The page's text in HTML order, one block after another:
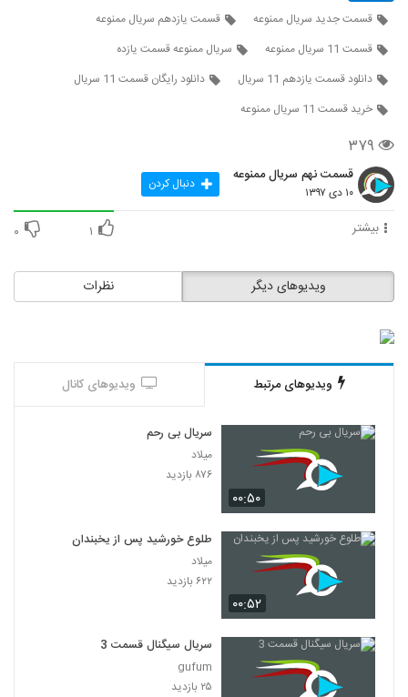
قسمت جدید سریال ممنوعه
قسمت یازدهم سریال ممنوعه
قسمت 11 سریال ممنوعه
سریال ممنوعه قسمت یازده
دانلود قسمت یازدهم 11 سریال
دانلود رایگان قسمت 11 سریال
خرید قسمت 11 سریال ممنوعه
۳۷۹
قسمت نهم سریال ممنوعه
۱۰ دی ۱۳۹۷ دنبال کردن
بیشتر ۱ ۰
نظرات ویدیوهای دیگر
ویدیوهای مرتبط ویدیوهای کانال
۰۰:۵۰
سریال بی رحم
میلاد
۸۷۶ بازدید
۰۰:۵۲
طلوع خورشید پس از یخبندان
میلاد
۶۲۲ بازدید
سریال سیگنال قسمت 3
gufum
۲۵ بازدید